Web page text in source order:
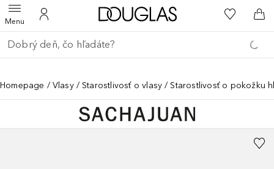
MenuOtvoriť menuDo môjho účtu
Domov Do môjho
Do
Choď späť
Vykonajte vyhľadávanie
Homepage Vlasy Starostlivosť o vlasy Starostlivosť o pokožku